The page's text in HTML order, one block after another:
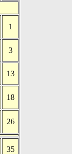
1
3
13
18
26
35